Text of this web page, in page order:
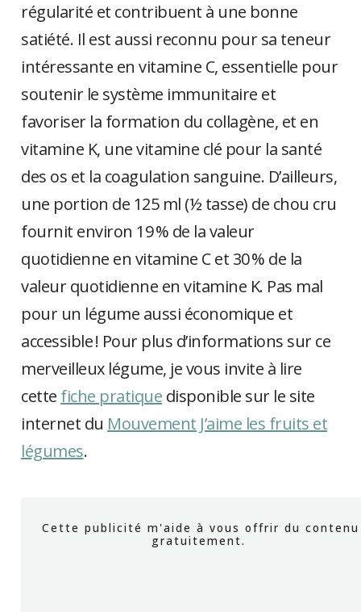
régularité et contribuent à une bonne
satiété. Il est aussi reconnu pour sa teneur
intéressante en vitamine C, essentielle pour
soutenir le système immunitaire et
favoriser la formation du collagène, et en
vitamine K, une vitamine clé pour la santé
des os et la coagulation sanguine. D’ailleurs,
une portion de 125 ml (½ tasse) de chou cru
fournit environ 19 % de la valeur
quotidienne en vitamine C et 30 % de la
valeur quotidienne en vitamine K. Pas mal
pour un légume aussi économique et
accessible ! Pour plus d’informations sur ce
merveilleux légume, je vous invite à lire
cette fiche pratique disponible sur le site
internet du Mouvement J’aime les fruits et
légumes.